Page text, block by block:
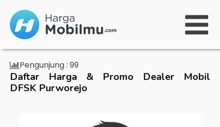
Pengunjung : 99
Daftar Harga & Promo Dealer Mobil
DFSK Purworejo